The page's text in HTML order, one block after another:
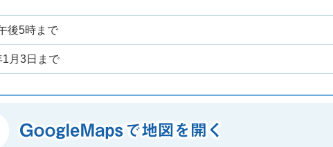
後5時まで
月3日まで